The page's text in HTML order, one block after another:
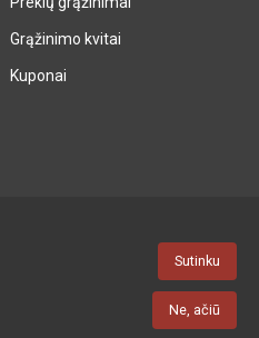
Grąžinimo kvitai
Kuponai
Sutinku
Ne, ačiū